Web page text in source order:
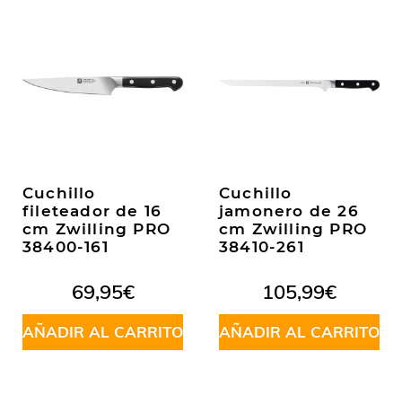
Cuchillo
fileteador de 16
cm Zwilling PRO
38400-161
69,95€
AÑADIR AL CARRITO
Cuchillo
jamonero de 26
cm Zwilling PRO
38410-261
105,99€
AÑADIR AL CARRITO